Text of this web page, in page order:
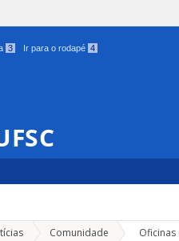
3 Ir para o rodapé 4
Comunidade »